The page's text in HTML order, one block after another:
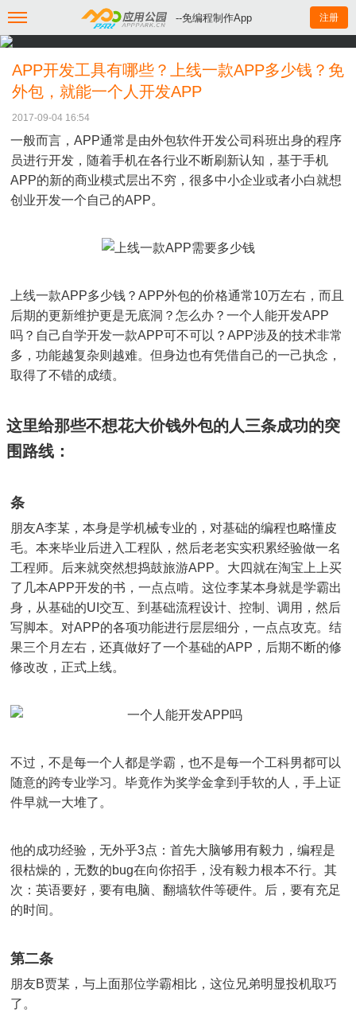
--免编程制作App 注册
APP开发工具有哪些？上线一款APP多少钱？免
外包，就能一个人开发APP
2017-09-04 16:54
一般而言，APP通常是由外包软件开发公司科班出身的程序
员进行开发，随着手机在各行业不断刷新认知，基于手机
APP的新的商业模式层出不穷，很多中小企业或者小白就想
创业开发一个自己的APP。
上线一款APP多少钱？APP外包的价格通常10万左右，而且
后期的更新维护更是无底洞？怎么办？一个人能开发APP
吗？自己自学开发一款APP可不可以？APP涉及的技术非常
多，功能越复杂则越难。但身边也有凭借自己的一己执念，
取得了不错的成绩。
这里给那些不想花大价钱外包的人三条成功的突
围路线：
条
朋友A李某，本身是学机械专业的，对基础的编程也略懂皮
毛。本来毕业后进入工程队，然后老老实实积累经验做一名
工程师。后来就突然想捣鼓旅游APP。大四就在淘宝上上买
了几本APP开发的书，一点点啃。这位李某本身就是学霸出
身，从基础的UI交互、到基础流程设计、控制、调用，然后
写脚本。对APP的各项功能进行层层细分，一点点攻克。结
果三个月左右，还真做好了一个基础的APP，后期不断的修
修改改，正式上线。
不过，不是每一个人都是学霸，也不是每一个工科男都可以
随意的跨专业学习。毕竟作为奖学金拿到手软的人，手上证
件早就一大堆了。
他的成功经验，无外乎3点：首先大脑够用有毅力，编程是
很枯燥的，无数的bug在向你招手，没有毅力根本不行。其
次：英语要好，要有电脑、翻墙软件等硬件。后，要有充足
的时间。
第二条
朋友B贾某，与上面那位学霸相比，这位兄弟明显投机取巧
了。